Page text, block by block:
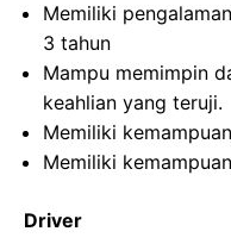
Memiliki
3 tahun
Mampu memimpin
keahlian yang teruji.
Memiliki
Memiliki
Driver